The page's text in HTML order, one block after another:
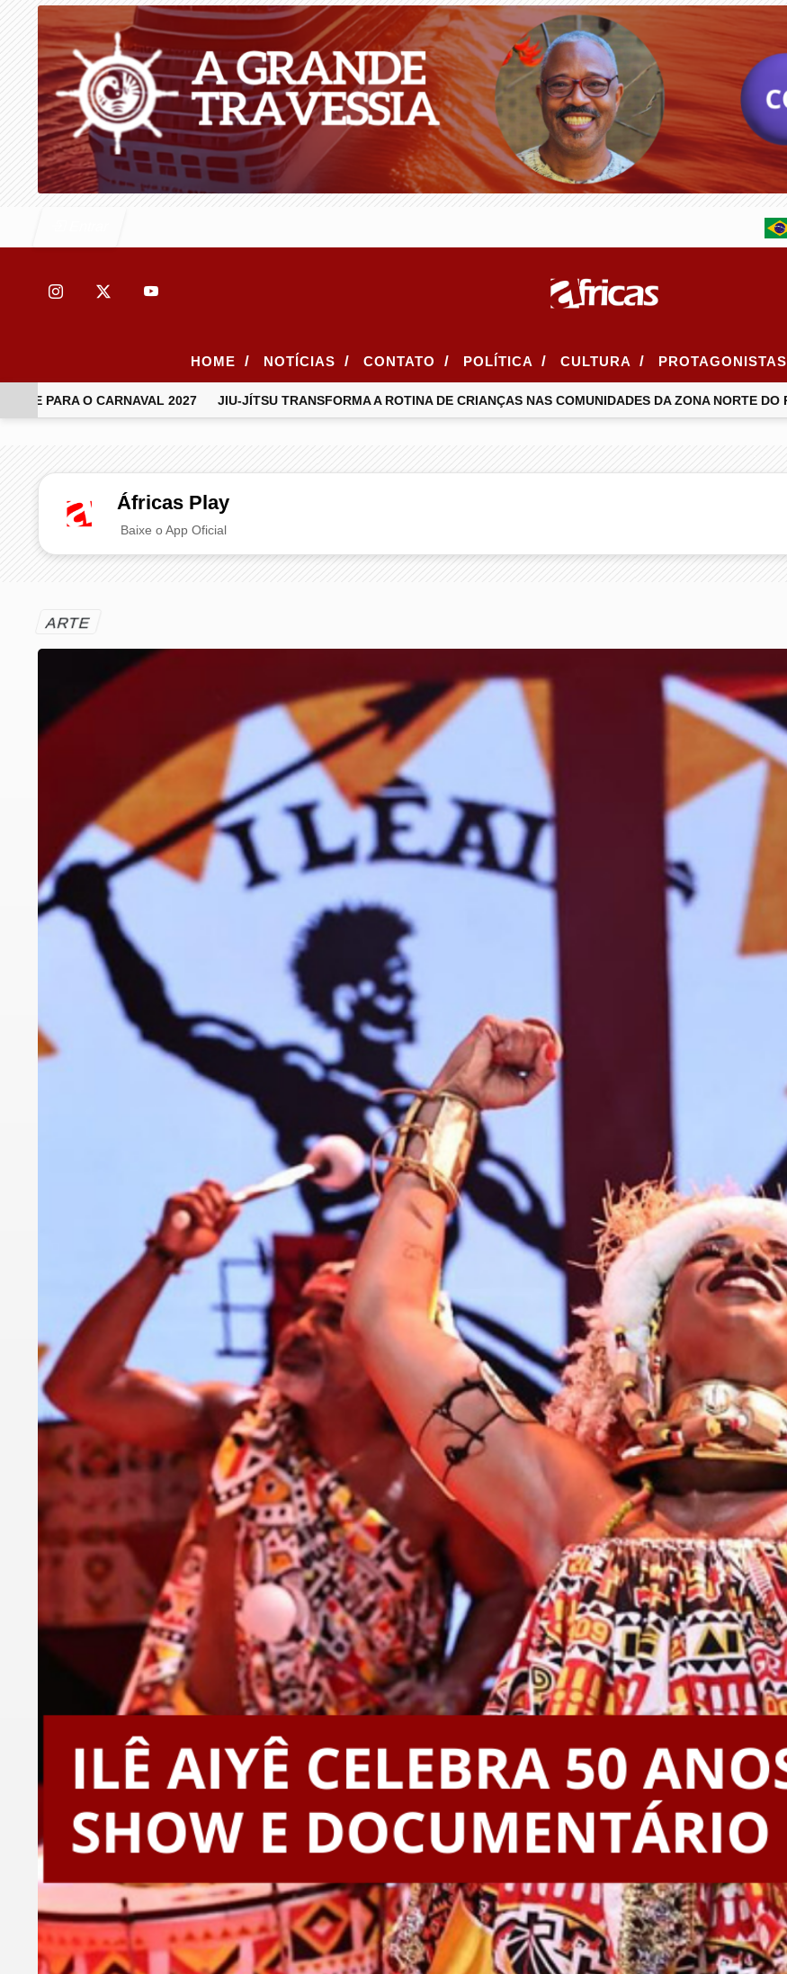
HOME / NOTÍCIAS / CONTATO / POLÍTICA / CULTURA / PROTAGONISTAS
PARA O CARNAVAL 2027 JIU-JÍTSU TRANSFORMA A ROTINA DE CRIANÇAS NAS COMUNIDADES DA ZONA NORTE DO RIO
Áfricas Play
Baixe o App Oficial
ARTE